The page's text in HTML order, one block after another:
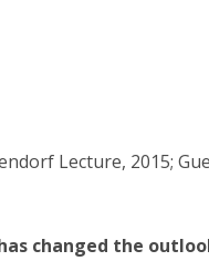
Lecture, 2015;
changed the